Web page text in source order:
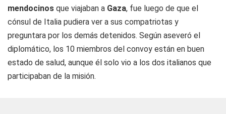
mendocinos que viajaban a Gaza, fue luego de que el
cónsul de Italia pudiera ver a sus compatriotas y
preguntara por los demás detenidos. Según aseveró el
diplomático, los 10 miembros del convoy están en buen
estado de salud, aunque él solo vio a los dos italianos que
participaban de la misión.